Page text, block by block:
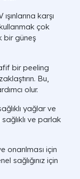
karşı
çok
bir güneş
bir peeling
Bu,
olur.
yağlar ve
ve parlak
onarılması için
sağlığınız için